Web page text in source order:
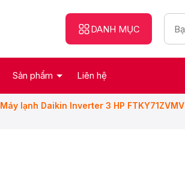
DANH MỤC
Sản phẩm Liên hệ
Máy lạnh Daikin Inverter 3 HP FTKY71ZVMV